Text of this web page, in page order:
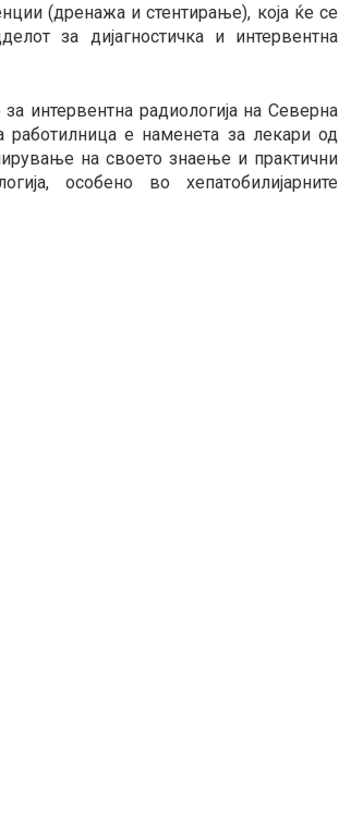
(дренажа и стентирање), која ќе се
за дијагностичка и интервентна
интервентна радиологија на Северна
работилница е наменета за лекари од
на своето знаење и практични
особено во хепатобилијарните